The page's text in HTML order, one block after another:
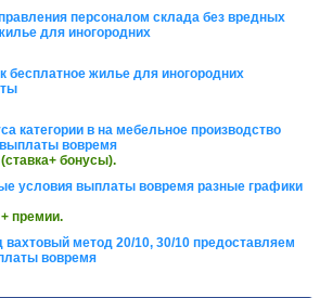
персоналом склада без вредных
для иногородних
бесплатное жилье для иногородних
категории в на мебельное производство
вовремя
бонусы).
условия выплаты вовремя разные графики
премии.
вахтовый метод 20/10, 30/10 предоставляем
вовремя